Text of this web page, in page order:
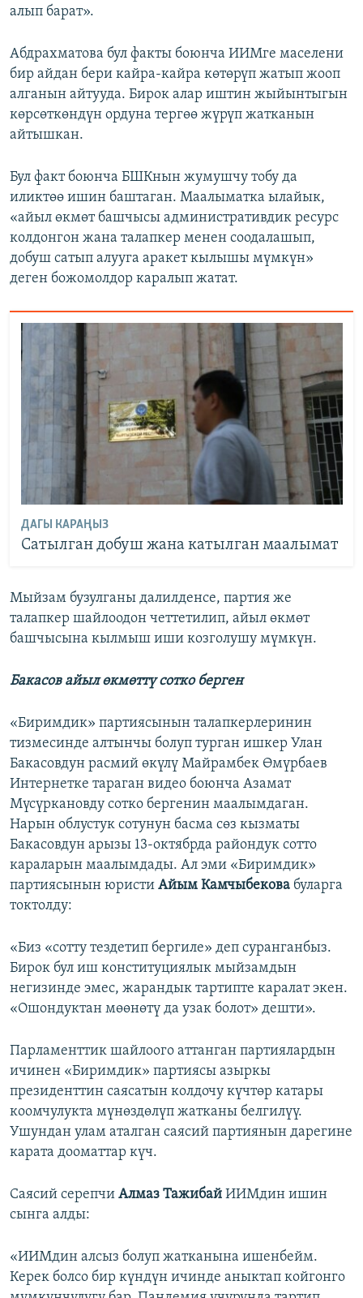
алып барат».
Абдрахматова бул факты боюнча ИИМге маселени
бир айдан бери кайра-кайра көтөрүп жатып жооп
алганын айтууда. Бирок алар иштин жыйынтыгын
көрсөткөндүн ордуна тергөө жүрүп жатканын
айтышкан.
Бул факт боюнча БШКнын жумушчу тобу да
иликтөө ишин баштаган. Маалыматка ылайык,
«айыл өкмөт башчысы административдик ресурс
колдонгон жана талапкер менен соодалашып,
добуш сатып алууга аракет кылышы мүмкүн»
деген божомолдор каралып жатат.
ДАГЫ КАРАҢЫЗ
Сатылган добуш жана катылган маалымат
Мыйзам бузулганы далилденсе, партия же
талапкер шайлоодон четтетилип, айыл өкмөт
башчысына кылмыш иши козголушу мүмкүн.
Бакасов айыл өкмөттү сотко берген
«Биримдик» партиясынын талапкерлеринин
тизмесинде алтынчы болуп турган ишкер Улан
Бакасовдун расмий өкүлү Майрамбек Өмүрбаев
Интернетке тараган видео боюнча Азамат
Мүсүркановду сотко бергенин маалымдаган.
Нарын облустук сотунун басма сөз кызматы
Бакасовдун арызы 13-октябрда райондук сотто
караларын маалымдады. Ал эми «Биримдик»
партиясынын юристи Айым Камчыбекова буларга
токтолду:
«Биз «сотту тездетип бергиле» деп суранганбыз.
Бирок бул иш конституциялык мыйзамдын
негизинде эмес, жарандык тартипте каралат экен.
«Ошондуктан мөөнөтү да узак болот» дешти».
Парламенттик шайлоого аттанган партиялардын
ичинен «Биримдик» партиясы азыркы
президенттин саясатын колдочу күчтөр катары
коомчулукта мүнөздөлүп жатканы белгилүү.
Ушундан улам аталган саясий партиянын дарегине
карата дооматтар күч.
Саясий серепчи Алмаз Тажибай ИИМдин ишин
сынга алды:
«ИИМдин алсыз болуп жатканына ишенбейм.
Керек болсо бир күндүн ичинде аныктап койгонго